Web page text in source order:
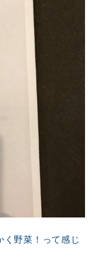
く野菜！って感じ